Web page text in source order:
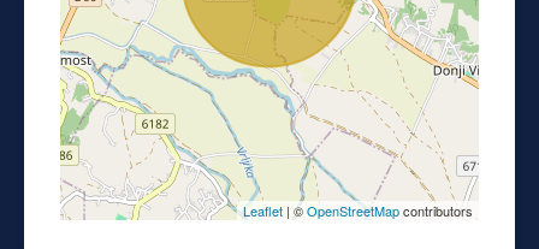
Leaflet | ©OpenStreetMapcontributors